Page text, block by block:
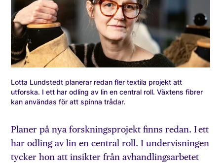
Lotta Lundstedt planerar redan fler textila projekt att
utforska. I ett har odling av lin en central roll. Växtens fibrer
kan användas för att spinna trådar.
Planer på nya forskningsprojekt finns redan. I ett
har odling av lin en central roll. I undervisningen
tycker hon att insikter från avhandlingsarbetet